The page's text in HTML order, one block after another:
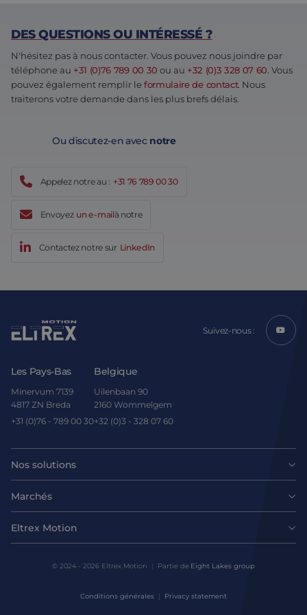
DES QUESTIONS OU INTÉRESSÉ ?
N'hésitez pas à nous contacter. Vous pouvez nous joindre par
téléphone au +31 (0)76 789 00 30 ou au +32 (0)3 328 07 60. Vous
pouvez également remplir leformulaire de contact. Nous
traiterons votre demande dans les plus brefs délais.
Ou discutez-en avec notre
Appelez notre au : +31 76 789 00 30
Envoyez un e-mailà notre
Contactez notre sur LinkedIn
Suivez-nous :
Les Pays-Bas
Minervum 7139
4817 ZN Breda
+31 (0)76 - 789 00 30
Belgique
Uilenbaan 90
2160 Wommelgem
+32 (0)3 - 328 07 60
Nos solutions
Moteurs
Entraînements et contrôleurs
Mécanique
Solutions de contrôle de mouvement
Marchés
Agroalimentaire
Sciences de la vie
Eltrex Motion
© 2024 - 2026 Eltrex Motion Partie de Eight Lakes group
Conditions générales Privacy statement